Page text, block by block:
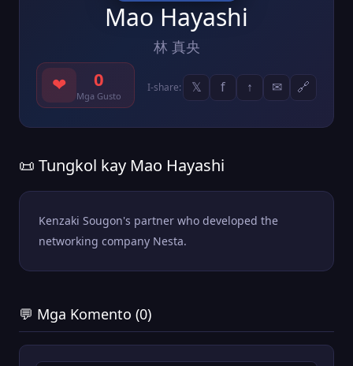
Mao Hayashi
林 真央
❤ 0
Mga Gusto
I-share: 𝕏 f ↑ ✉ 🔗
📜 Tungkol kay Mao Hayashi
Kenzaki Sougon's partner who developed the
networking company Nesta.
💬 Mga Komento (0)